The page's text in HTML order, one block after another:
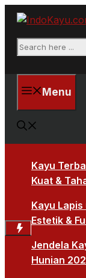
Skip
content
Search
Menu
Kayu
Kuat &
Kayu Lapis
Estetik &
Jendela
Hunian